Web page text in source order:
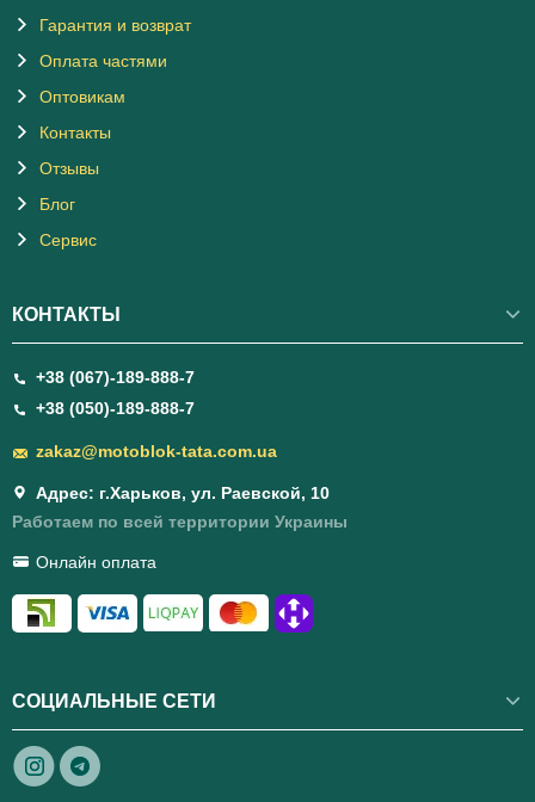
Гарантия и возврат
Оплата частями
Оптовикам
Контакты
Отзывы
Блог
Сервис
КОНТАКТЫ
+38 (067)-189-888-7
+38 (050)-189-888-7
zakaz@motoblok-tata.com.ua
Адрес: г.Харьков, ул. Раевской, 10
Работаем по всей территории Украины
Онлайн оплата
СОЦИАЛЬНЫЕ СЕТИ